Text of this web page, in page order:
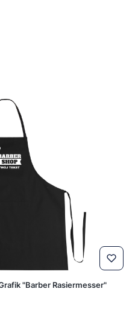
"Barber Rasiermesser"